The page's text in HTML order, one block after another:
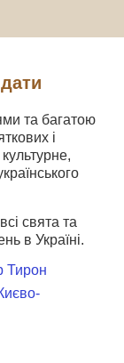
та багатою
і
свята та
в Україні.
Тирон